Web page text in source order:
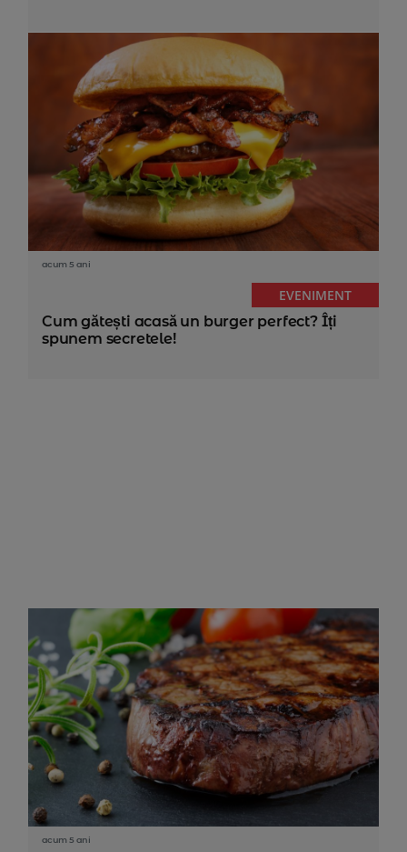
acum 5 ani
EVENIMENT
Cum gătești acasă un burger perfect? Îți
spunem secretele!
acum 5 ani